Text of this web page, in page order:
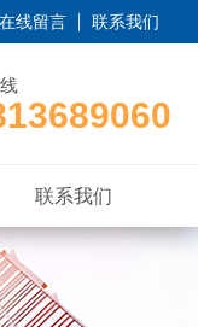
在线留言 联系我们
联系我们